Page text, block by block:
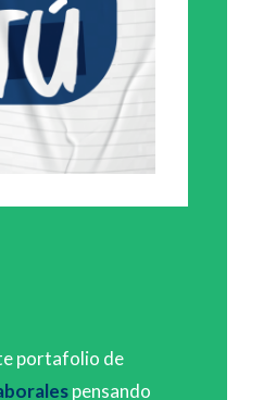
portafolio de
pensando